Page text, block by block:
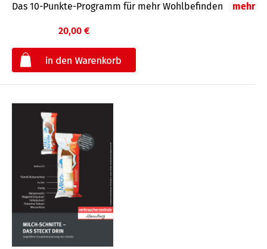
Das 10-Punkte-Programm für mehr Wohlbefinden mehr
20,00 €